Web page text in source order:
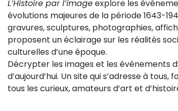
L’Histoire par l’imageexplore les
évolutions majeures de la période 1643-
gravures, sculptures, photographies,
proposent un éclairage sur les réalités
culturelles d’une époque.
Décrypter les images et les événements
d’aujourd’hui. Un site qui s’adresse à
tous les curieux, amateurs d’art et